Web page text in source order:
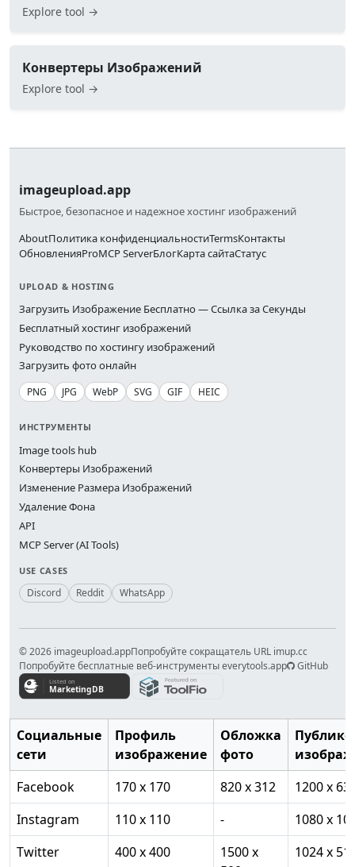
Explore tool →
Конвертеры Изображений
Explore tool →
imageupload.app
Быстрое, безопасное и надежное хостинг изображений
AboutПолитика конфиденциальностиTermsКонтакты
ОбновленияProMCP ServerБлогКарта сайтаСтатус
UPLOAD & HOSTING
Загрузить Изображение Бесплатно — Ссылка за Секунды
Бесплатный хостинг изображений
Руководство по хостингу изображений
Загрузить фото онлайн
PNG JPG WebP SVG GIF HEIC
ИНСТРУМЕНТЫ
Image tools hub
Конвертеры Изображений
Изменение Размера Изображений
Удаление Фона
API
MCP Server (AI Tools)
USE CASES
Discord Reddit WhatsApp
© 2026 imageupload.appПопробуйте сокращатель URL imup.cc
Попробуйте бесплатные веб-инструменты everytools.app
GitHub
Социальные
сети
Профиль
изображение
Обложка
фото
Facebook
170 x 170 820 x 312
1200 x
Instagram
110 x 110 -
1080 x
Twitter
400 x 400
1500 x
1024 x